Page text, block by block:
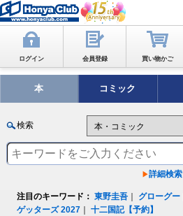
ログイン 会員登録 買い物かご
本 コミック
検索
詳細検索
注目のキーワード： 東野圭吾 グローグー
ゲッターズ 2027 ｜十二国記【予約】